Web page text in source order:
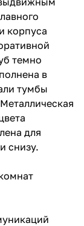
корпуса
темно
в
тумбы
для
снизу.